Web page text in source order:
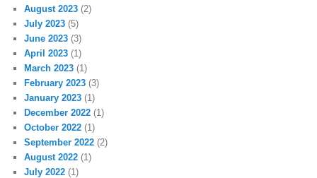
August 2023 (2)
July 2023 (5)
June 2023 (3)
April 2023 (1)
March 2023 (1)
February 2023 (3)
January 2023 (1)
December 2022 (1)
October 2022 (1)
September 2022 (2)
August 2022 (1)
July 2022 (1)